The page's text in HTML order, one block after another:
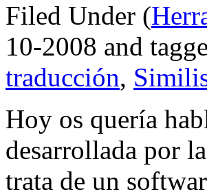
Filed Under (
10-2008 and
traducción,
Hoy os quería
desarrollada por
trata de un